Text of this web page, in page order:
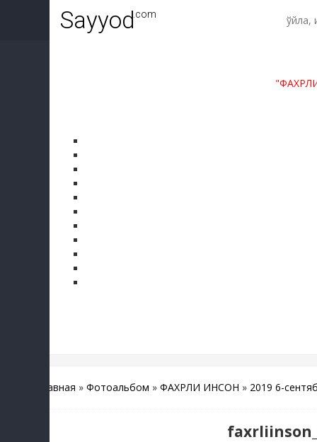
Sayyod.com
Главная » Фотоальбом » ФАХРЛИ ИНСОН » 2019 6-